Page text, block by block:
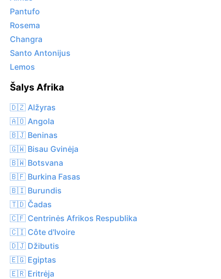
Pantufo
Rosema
Changra
Santo Antonijus
Lemos
Šalys Afrika
🇩🇿 Alžyras
🇦🇴 Angola
🇧🇯 Beninas
🇬🇼 Bisau Gvinėja
🇧🇼 Botsvana
🇧🇫 Burkina Fasas
🇧🇮 Burundis
🇹🇩 Čadas
🇨🇫 Centrinės Afrikos Respublika
🇨🇮 Côte d'Ivoire
🇩🇯 Džibutis
🇪🇬 Egiptas
🇪🇷 Eritrėja